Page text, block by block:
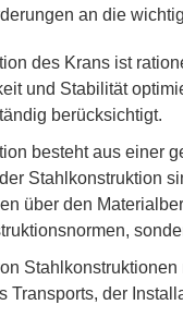
an die
des Krans ist
und Stabilität
berücksichtigt.
besteht aus einer
Stahlkonstruktion
über den
Transports, der